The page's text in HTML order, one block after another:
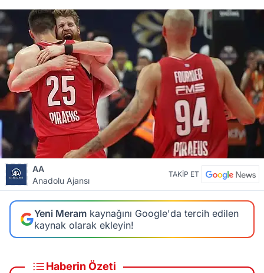
AA
Anadolu Ajansı
TAKİP ET
Yeni Meram kaynağını Google'da tercih edilen
kaynak olarak ekleyin!
Haberin Özeti